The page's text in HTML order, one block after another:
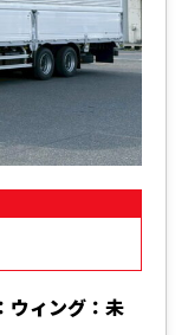
ウィング：未